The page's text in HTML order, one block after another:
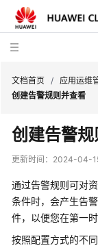
最
新
动
产
品
绍
文档首页 / 应用运维
创建告警规则并查看
创建告警
更新时间： 2024-04-
通过告警规则可对
条件时，会产生告
件，以便您在第一
按照配置方式的不